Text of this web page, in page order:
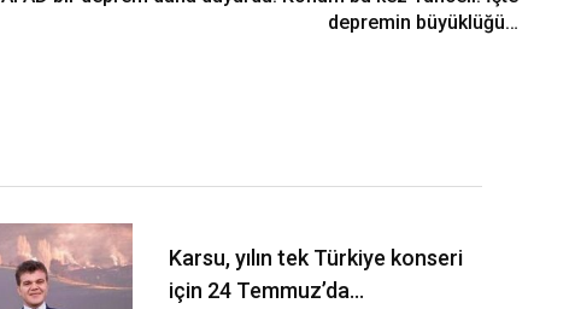
depremin büyüklüğü…
Karsu, yılın tek Türkiye konseri
için 24 Temmuz’da…